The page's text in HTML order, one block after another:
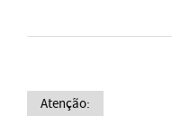
Atenção: